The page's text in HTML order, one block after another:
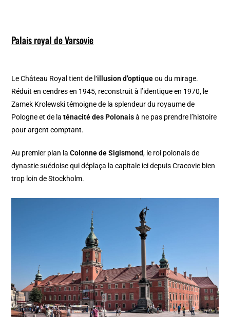
Palais royal de Varsovie
Le Château Royal tient de l‘illusion d’optiqueou du mirage.
Réduit en cendres en 1945, reconstruit à l’identique en 1970, le
Zamek Krolewski témoigne de la splendeur du royaume de
Pologne et de laténacité des Polonaisà ne pas prendre l’histoire
pour argent comptant.
Au premier plan laColonne de Sigismond, le roi polonais de
dynastie suédoise qui déplaça la capitale ici depuis Cracovie bien
trop loin de Stockholm.